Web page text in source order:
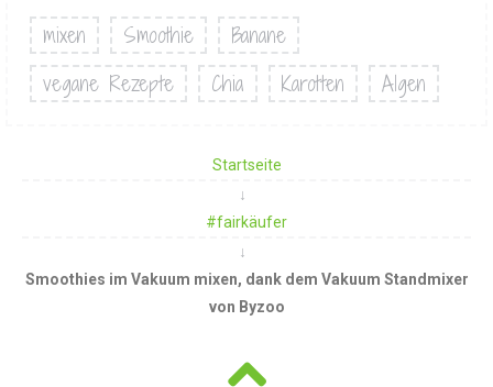
mixen Smoothie
Banane
vegane Rezepte
Chia Karotten Algen
Startseite
#fairkäufer
Smoothies im Vakuum mixen, dank dem Vakuum Standmixer
von Byzoo